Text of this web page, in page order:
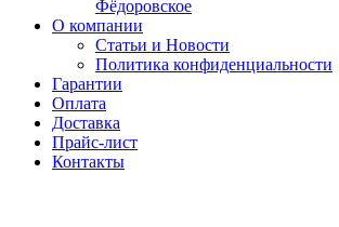
Фёдоровское
О компании
Статьи и Новости
Политика конфиденциальности
Гарантии
Оплата
Доставка
Прайс-лист
Контакты